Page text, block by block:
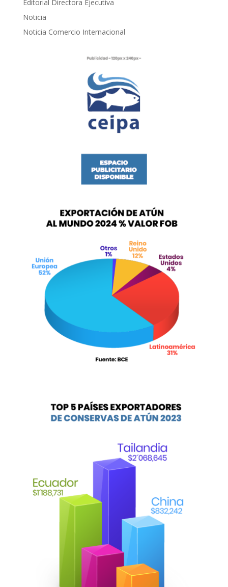
Editorial Directora Ejecutiva
Noticia
Noticia Comercio Internacional